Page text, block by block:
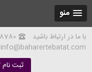
منو
با ما در ارتباط باشید
|
info@baharertebatat.com
ثبت